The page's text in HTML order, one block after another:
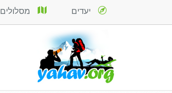
יעדים מסלולים